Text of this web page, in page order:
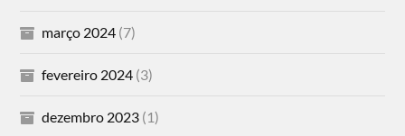
março 2024 (7)
fevereiro 2024 (3)
dezembro 2023 (1)